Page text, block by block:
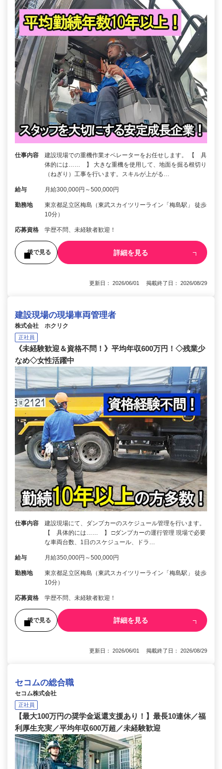
仕事内容
建設現場での重機作業オペレーターをお任せします。 【 具
体的には…… 】 大きな重機を使用して、地面を掘る根切り
（ねぎり）工事を行います。スキルが上がる…
給与 月給300,000円～500,000円
勤務地
東京都足立区梅島（東武スカイツリーライン「梅島駅」 徒歩
10分）
応募資格 学歴不問、未経験者歓迎！
後で見る 詳細を見る
更新日： 2026/06/01 掲載終了日： 2026/08/29
建設現場の現場車両管理者
株式会社 ホクリク
正社員
《未経験歓迎＆資格不問！》平均年収600万円！◇残業少
なめ◇女性活躍中
仕事内容
建設現場にて、ダンプカーのスケジュール管理を行います。
【 具体的には…… 】 □ダンプカーの運行管理 現場で必要
な車両台数、1日のスケジュール、ドラ…
給与 月給350,000円～500,000円
勤務地
東京都足立区梅島（東武スカイツリーライン「梅島駅」 徒歩
10分）
応募資格 学歴不問、未経験者歓迎！
後で見る 詳細を見る
更新日： 2026/06/01 掲載終了日： 2026/08/29
セコムの総合職
セコム株式会社
正社員
【最大100万円の奨学金返還支援あり！】最長10連休／福
利厚生充実／平均年収600万超／未経験歓迎